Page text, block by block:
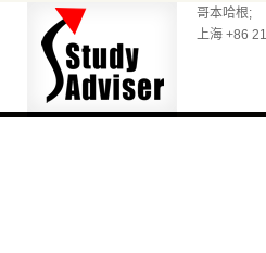
哥本哈根;
上海 +86